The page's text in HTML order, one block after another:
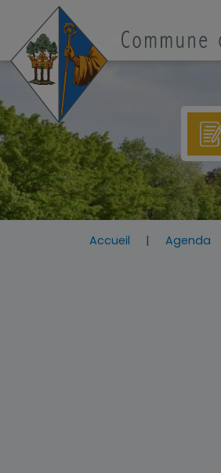
Aller au contenu principal
Accueil Agenda